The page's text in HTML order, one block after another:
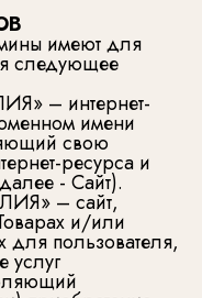
имеют для
следующее
– интернет-
имени
свою
ресурса и
- Сайт).
– сайт,
и/или
для пользователя,